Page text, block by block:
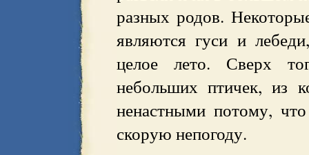
разных родов.
являются гуси и
целое лето. Сверх
небольших птичек, из
ненастными потому,
скорую непогоду.